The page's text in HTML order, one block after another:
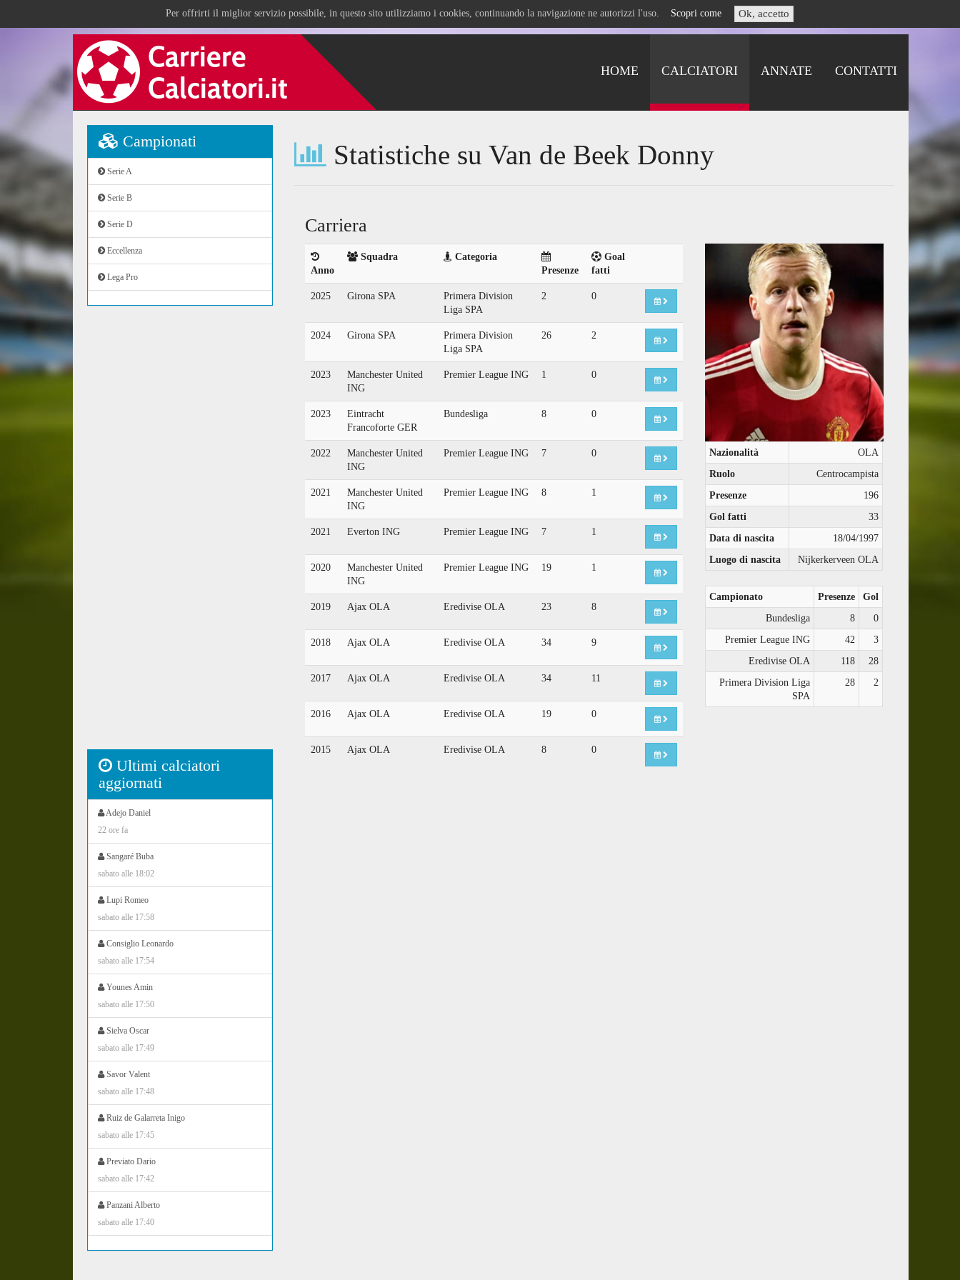
Per offrirti il miglior servizio possibile, in questo sito utilizziamo i cookies, continuando la navigazione ne autorizzi l'uso. Scopri come Ok, accetto
HOME CALCIATORI ANNATE CONTATTI
Campionati
Serie A
Serie B
Serie D
Eccellenza
Lega Pro
Ultimi calciatori
aggiornati
Adejo Daniel
22 ore fa
Sangaré Buba
sabato alle 18:02
Lupi Romeo
sabato alle 17:58
Consiglio Leonardo
sabato alle 17:54
Younes Amin
sabato alle 17:50
Sielva Oscar
sabato alle 17:49
Savor Valent
sabato alle 17:48
Ruiz de Galarreta Inigo
sabato alle 17:45
Previato Dario
sabato alle 17:42
Panzani Alberto
sabato alle 17:40
Statistiche su Van de Beek Donny
Carriera
Anno
Squadra
Categoria
Presenze
Goal
fatti
2025 Girona SPA
Primera Division
Liga SPA
2 0
2024 Girona SPA
Primera Division
Liga SPA
26 2
2023
Manchester United
ING
Premier League ING 1 0
2023
Eintracht
Francoforte GER
Bundesliga 8 0
2022
Manchester United
ING
Premier League ING 7 0
2021
Manchester United
ING
Premier League ING 8 1
2021 Everton ING Premier League ING 7 1
2020
Manchester United
ING
Premier League ING 19 1
2019 Ajax OLA Eredivise OLA 23 8
2018 Ajax OLA Eredivise OLA 34 9
2017 Ajax OLA Eredivise OLA 34 11
2016 Ajax OLA Eredivise OLA 19 0
2015 Ajax OLA Eredivise OLA 8 0
Nazionalità
OLA
Ruolo
Centrocampista
Presenze
196
Gol fatti
33
Data di nascita
18/04/1997
Luogo di nascita
Nijkerkerveen OLA
Campionato Presenze
Gol
Bundesliga
8
0
Premier League ING
42
3
Eredivise OLA
118
28
Primera Division Liga
SPA
28 2